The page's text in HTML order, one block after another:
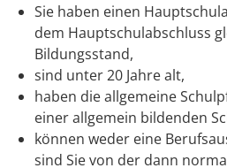
Sie haben einen
dem Hauptschulabschluss
Bildungsstand,
sind unter 20 Jahre alt,
haben die allgemeine
einer allgemein bildenden
können weder eine
sind Sie von der dann